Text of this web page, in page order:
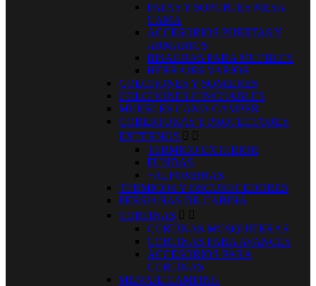
PATAS Y SOPORTES MESA
CAMA
ACCESORIOS PUERTAS Y
ARMARIOS
BISAGRAS PARA MUEBLES
HERRAJES VARIOS
COLCHONES Y SOMIERES
COLCHONES HINCHABLES
MUEBLES CAMA CAMPER
COBERTURAS Y PROTECTORES
EXTERNOS  
TERMICO EXTERIOR
FUNDAS
+ALFOMBRAS
TERMICOS Y OSCURECEDORES
PERSIANAS DE CABINA
CORTINAS  
CORTINAS MOSQUITERAS
CORTINAS PARA AVANCES
ACCESORIOS PARA
CORTINAS
MENAJE CAMPING